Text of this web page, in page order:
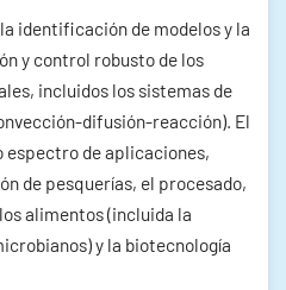
identificación de modelos y la
y control robusto de los
incluidos los sistemas de
difusión-reacción). El
de aplicaciones,
de pesquerías, el procesado,
alimentos (incluida la
y la biotecnología